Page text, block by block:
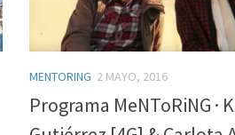
MENTORING 2 MAYO, 2016
Programa MeNToRiNG ·